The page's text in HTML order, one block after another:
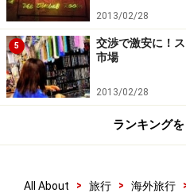
2013/02/28
5
交渉で激安に！
市場
2013/02/28
ランキング
All About > 旅行 > 海外旅行